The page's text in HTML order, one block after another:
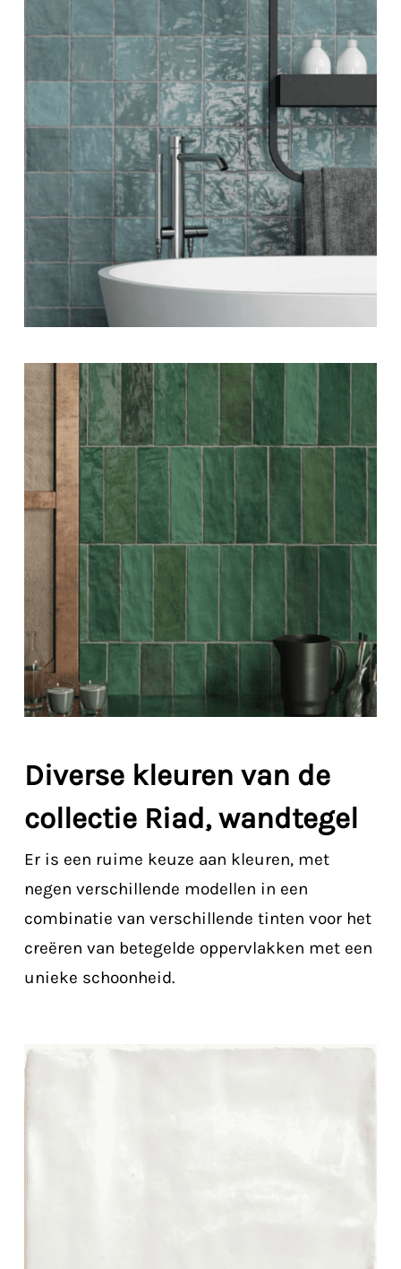
Diverse kleuren van de
collectie Riad, wandtegel
Er is een ruime keuze aan kleuren, met
negen verschillende modellen in een
combinatie van verschillende tinten voor het
creëren van betegelde oppervlakken met een
unieke schoonheid.